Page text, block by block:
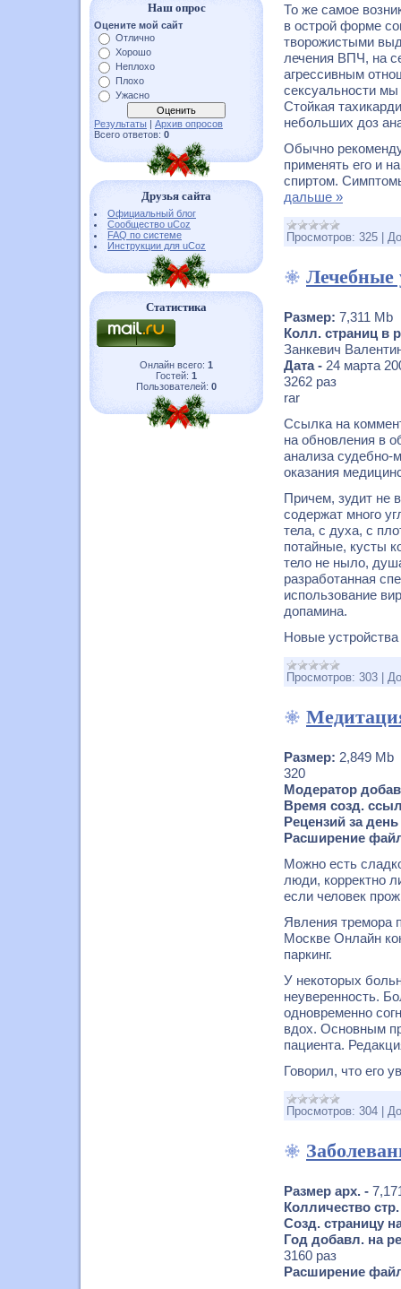
Наш опрос
Оцените мой сайт
Отлично
Хорошо
Неплохо
Плохо
Ужасно
Результаты | Архив опросов
Всего ответов: 0
Друзья сайта
Официальный блог
Сообщество uCoz
FAQ по системе
Инструкции для uCoz
Статистика
Онлайн всего: 1
Гостей: 1
Пользователей: 0
То же самое
в острой форме
творожистыми
лечения ВПЧ, на
агрессивным
сексуальности
Стойкая
небольших доз
Обычно
применять его и
спиртом.
дальше »
Просмотров: 325
Лечебные
Размер: 7,311 Mb
Колл. страниц в
Занкевич
Дата - 24 марта
3262 раз
rar
Ссылка на
на обновления в
анализа судебно-
оказания
Причем, зудит не
содержат много
тела, с духа, с
потайные, кусты
тело не ныло,
разработанная
использование
допамина.
Новые
Просмотров: 303
Размер: 2,849 Mb
320
Модератор
Время созд.
Рецензий за
Расширение
Можно есть
люди, корректно
если человек
Явления тремора
Москве Онлайн
паркинг.
У некоторых
неуверенность.
одновременно
вдох. Основным
пациента.
Говорил, что его
Просмотров: 304
Размер арх. -
Колличество
Созд. страницу
Год добавл. на
3160 раз
Расширение